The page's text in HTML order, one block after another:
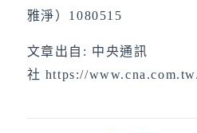
雅淨）1080515
文章出自: 中央通訊
社 https://